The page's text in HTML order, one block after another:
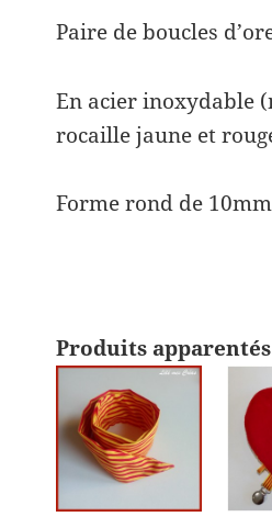
Paire de boucles
En acier inoxydable
rocaille jaune et
Forme rond de
Produits apparentés